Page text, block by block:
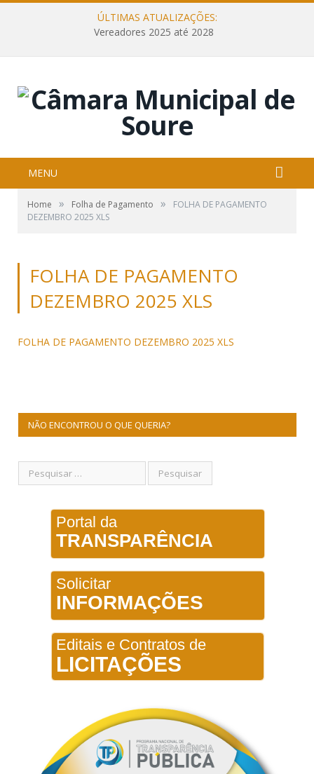
ÚLTIMAS ATUALIZAÇÕES:
Vereadores 2025 até 2028
MENU
Home » Folha de Pagamento »
FOLHA DE PAGAMENTO
DEZEMBRO 2025 XLS
FOLHA DE PAGAMENTO
DEZEMBRO 2025 XLS
FOLHA DE PAGAMENTO DEZEMBRO 2025 XLS
NÃO ENCONTROU O QUE QUERIA?
Portal da
TRANSPARÊNCIA
Solicitar
INFORMAÇÕES
Editais e Contratos de
LICITAÇÕES